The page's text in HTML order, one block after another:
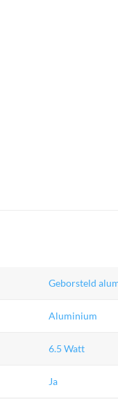
Geborsteld
Aluminium
6.5 Watt
Ja